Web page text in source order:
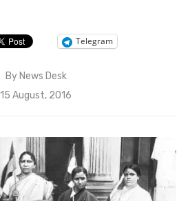
Telegram
By News Desk
Posted
15 August, 2016